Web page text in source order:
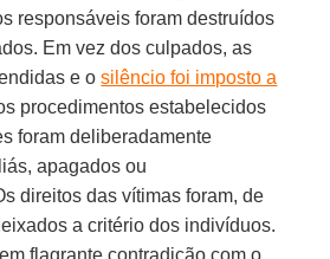
responsáveis foram destruídos
Em vez dos culpados, as
e osilêncio foi imposto a
procedimentos estabelecidos
foram deliberadamente
apagados ou
direitos das vítimas foram, de
a critério dos indivíduos.
flagrante contradição com o